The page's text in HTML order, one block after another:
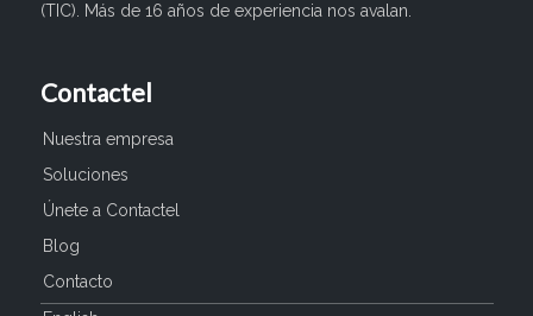
(TIC). Más de 16 años de experiencia nos avalan.
Contactel
Nuestra empresa
Soluciones
Únete a Contactel
Blog
Contacto